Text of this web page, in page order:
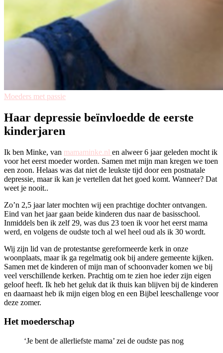
Moeders met passie
Haar depressie beïnvloedde de eerste
kinderjaren
Ik ben Minke, van mamaminke.nl en alweer 6 jaar geleden mocht ik
voor het eerst moeder worden. Samen met mijn man kregen we toen
een zoon. Helaas was dat niet de leukste tijd door een postnatale
depressie, maar ik kan je vertellen dat het goed komt. Wanneer? Dat
weet je nooit..
Zo’n 2,5 jaar later mochten wij een prachtige dochter ontvangen.
Eind van het jaar gaan beide kinderen dus naar de basisschool.
Inmiddels ben ik zelf 29, was dus 23 toen ik voor het eerst mama
werd, en volgens de oudste toch al wel heel oud als ik 30 wordt.
Wij zijn lid van de protestantse gereformeerde kerk in onze
woonplaats, maar ik ga regelmatig ook bij andere gemeente kijken.
Samen met de kinderen of mijn man of schoonvader komen we bij
veel verschillende kerken. Prachtig om te zien hoe ieder zijn eigen
geloof heeft. Ik heb het geluk dat ik thuis kan blijven bij de kinderen
en daarnaast heb ik mijn eigen blog en een Bijbel leeschallenge voor
deze zomer.
Het moederschap
‘Je bent de allerliefste mama’ zei de oudste pas nog